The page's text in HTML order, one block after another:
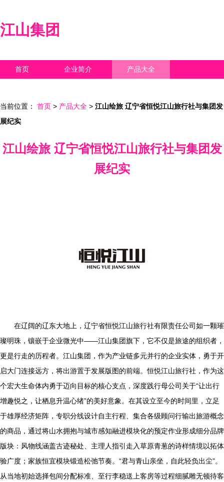
江山集团
首页 企业简介 产品大全
当前位置： 首页 > 产品大全 > 江山绘旅 辽宁省恒悦江山旅行社与集团发
展纪实
江山绘旅 辽宁省恒悦江山旅行社与集团发
展纪实
在辽阔的辽东大地上，辽宁省恒悦江山旅行社有限责任公司如一颗璀
璨明珠，镶嵌于企业微光中——江山集团旗下，它不仅是旅途的组织者，
更是行走的历程者。江山集团，作为产业链多元并行的企业实体，勇于开
启大门连接远方，将出游置于发展版图的前端。恒悦江山旅行社，作为这
个宏大生命体内勇于迈向目标的核心支点，深度践行母公司关于“让出行
增趣悦之，让栖息升温心绪”的美好意象。在其设立至今的时间里，立足
于雄厚经济矩阵，专职分线设计自主行程、集合各级顾问行输出旅游概念
的商品，通过将山水拥抱与城市感知融进模块化的预定作业形成细分品牌
版块：风物线涵盖古迹秘处、主理人指引走入草原青葱的诗样情境以拓体
验广度；家族恒宜模块锻造松弛节奏。“君与青山亲坐，自此轻负出尘”。
从当地初始选择包间分配标准、至行李稳送上客房等过程细腻雕无顿待客